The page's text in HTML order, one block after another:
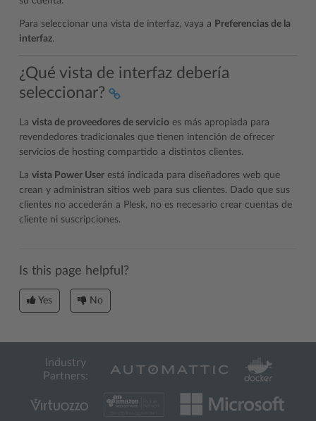
Para seleccionar una vista de interfaz, vaya a Preferencias de la
interfaz.
¿Qué vista de interfaz debería
seleccionar?
La vista de proveedores de servicio es más apropiada para
revendedores tradicionales que tienen intención de ofrecer
servicios de hosting compartido a distintos clientes.
La vista Power User está indicada para diseñadores web que
crean y administran sitios web para sus clientes. Dado que sus
clientes no accederán a Plesk, no es necesario crear cuentas de
cliente ni suscripciones.
Is this page helpful?
Yes No
Industry
Partners: